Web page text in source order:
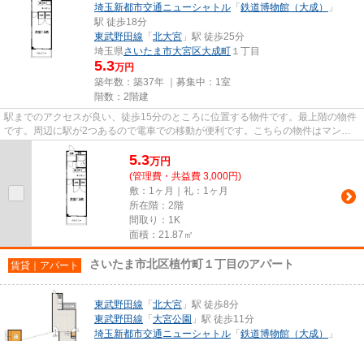
埼玉新都市交通ニューシャトル 「 鉄道博物館（大成）
」
駅 徒歩18分
東武野田線 「 北大宮 」駅 徒歩25分
埼玉県さいたま市大宮区大成町 １丁目
5.3万円
築年数：築37年 ｜募集中： 1室
階数：2階建
駅までのアクセスが良い、徒歩15分のところに位置する物件です。最上階の物件
です。周辺に駅が2つあるので電車での移動が便利です。こちらの物件はマンシ
ョンです。さいたま市大宮区エ...
5.3万円
(管理費・共益費 3,000円)
敷：1ヶ月｜礼：1ヶ月
所在階：2階
間取り：1K
面積：21.87㎡
賃貸｜アパート さいたま市北区植竹町１丁目のアパート
東武野田線 「 北大宮 」駅 徒歩8分
東武野田線 「 大宮公園 」駅 徒歩11分
埼玉新都市交通ニューシャトル 「 鉄道博物館（大成）
」